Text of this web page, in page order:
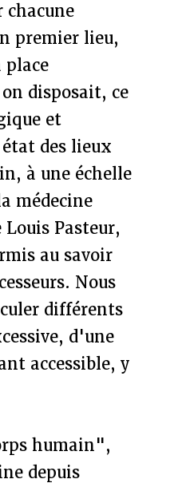
chacune
premier lieu,
place
disposait, ce
et
des lieux
à une échelle
médecine
Pasteur,
au savoir
Nous
différents
d'une
accessible, y
humain",
depuis